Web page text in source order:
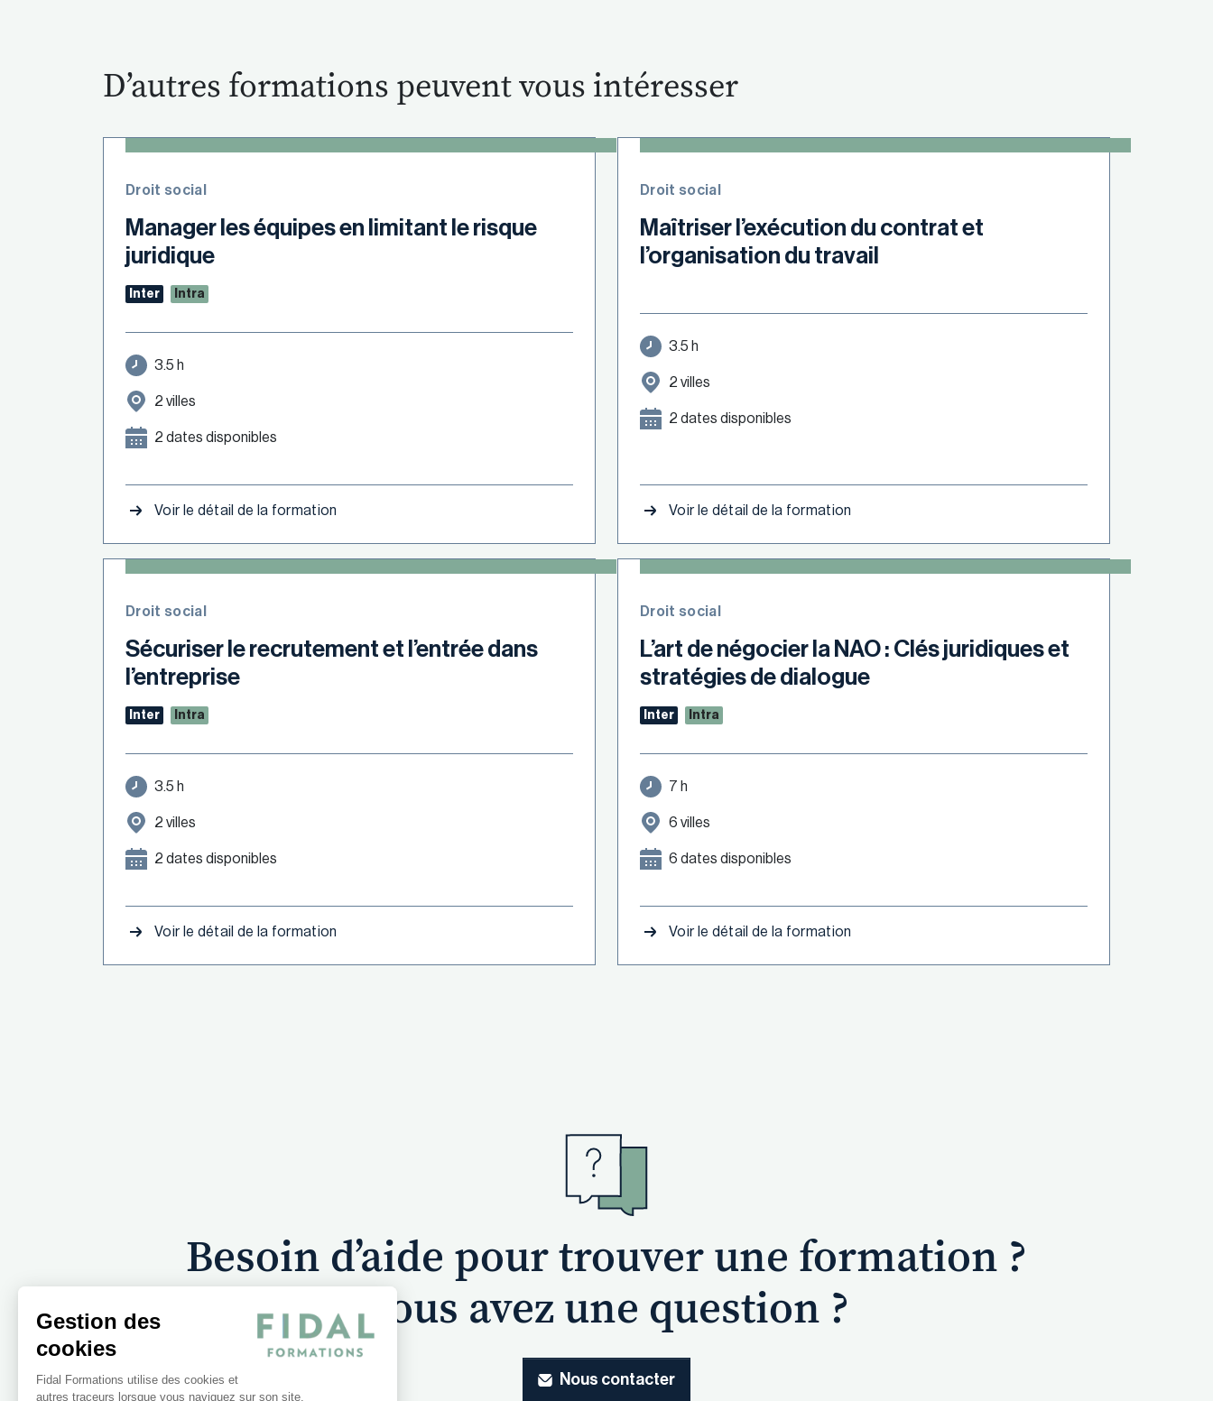
Gestion des
cookies
Fidal Formations utilise des cookies et
autres traceurs lorsque vous naviguez sur son site.
D’autres formations peuvent vous intéresser
Droit social
Manager les équipes en limitant le risque
juridique
Inter Intra
3.5 h
2 villes
2 dates disponibles
Voir le détail de la formation
Droit social
Maîtriser l’exécution du contrat et
l’organisation du travail
3.5 h
2 villes
2 dates disponibles
Voir le détail de la formation
Droit social
Sécuriser le recrutement et l’entrée dans
l’entreprise
Inter Intra
3.5 h
2 villes
2 dates disponibles
Voir le détail de la formation
Droit social
L’art de négocier la NAO : Clés juridiques et
stratégies de dialogue
Inter Intra
7 h
6 villes
6 dates disponibles
Voir le détail de la formation
Besoin d’aide pour trouver une formation ?
Vous avez une question ?
Nous contacter